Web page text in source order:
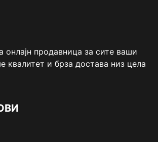
онлајн продавница за сите ваши
квалитет и брза достава низ цела